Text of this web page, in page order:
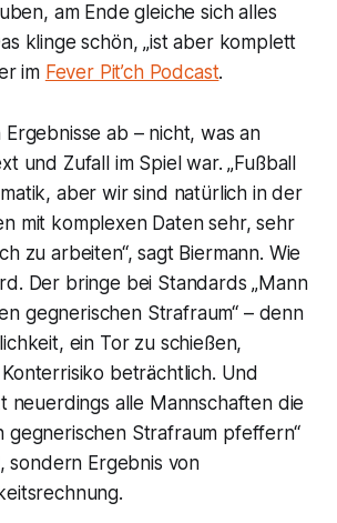
am Ende gleiche sich alles
klinge schön, „ist aber komplett
im Fever Pit’ch Podcast.
ab – nicht, was an
und Zufall im Spiel war. „Fußball
aber wir sind natürlich in der
mit komplexen Daten sehr, sehr
zu arbeiten“, sagt Biermann. Wie
Der bringe bei Standards „Mann
gegnerischen Strafraum“ – denn
ein Tor zu schießen,
beträchtlich. Und
neuerdings alle Mannschaften die
gegnerischen Strafraum pfeffern“
sondern Ergebnis von